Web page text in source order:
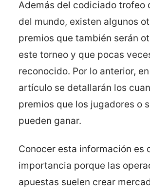
Además del codiciado trofeo
del mundo, existen algunos
premios que también serán
este torneo y que pocas
reconocido. Por lo anterior,
artículo se detallarán los
premios que los jugadores o
pueden ganar.
Conocer esta información es
importancia porque las
apuestas suelen crear